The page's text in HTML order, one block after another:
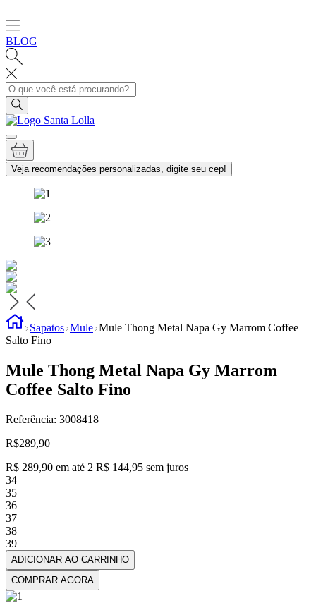
BLOG
Veja recomendações personalizadas, digite seu cep!
Sapatos Mule Mule Thong Metal Napa Gy Marrom Coffee
Salto Fino
Mule Thong Metal Napa Gy Marrom
Coffee Salto Fino
Referência: 3008418
R$289,90
R$ 289,90 em até 2 R$ 144,95 sem juros
34
35
36
37
38
39
ADICIONAR AO CARRINHO
COMPRAR AGORA